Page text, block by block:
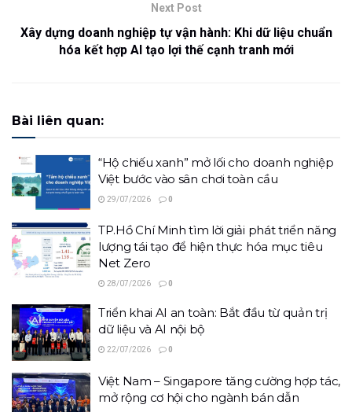
Next Post
Xây dựng doanh nghiệp tự vận hành: Khi dữ liệu chuẩn
hóa kết hợp AI tạo lợi thế cạnh tranh mới
Bài liên quan:
“Hộ chiếu xanh” mở lối cho doanh nghiệp
Việt bước vào sân chơi toàn cầu
29/07/2026 0
TP.Hồ Chí Minh tìm lời giải phát triển năng
lượng tái tạo để hiện thực hóa mục tiêu
Net Zero
28/07/2026 0
Triển khai AI an toàn: Bắt đầu từ quản trị
dữ liệu và AI nội bộ
22/07/2026 0
Việt Nam – Singapore tăng cường hợp tác,
mở rộng cơ hội cho ngành bán dẫn